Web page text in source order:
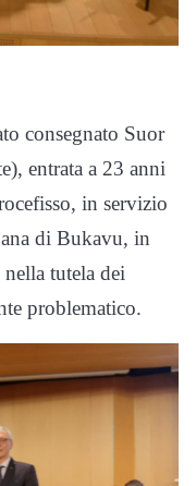
consegnato Suor
entrata a 23 anni
in servizio
di Bukavu, in
tutela dei
problematico.